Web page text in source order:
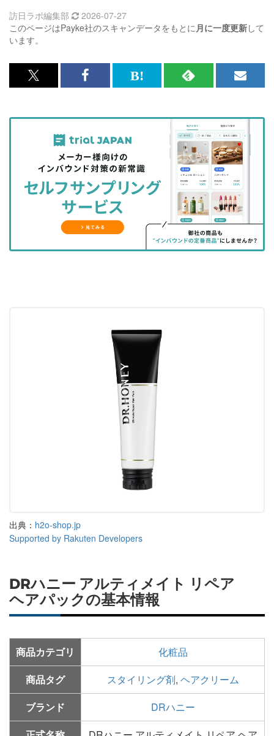
このページはPayke社のスキャンデータをもとに月に一度更新して
います。
訪日ラボ編集部 2026-07-27
x<br>
記
を
シ
ェ
る
Facebook<br>
記
事
を
シ
ェ
ア
す
る
は
な
ッ
ク
マ
に
RSS
記
事
を
購
読
す
る
メ
マ
ガ
登
録
す
る
出典： h2o-shop.jp
Supported by Rakuten Developers
DRハニー アルティメイト リペア
ヘアパックの基本情報
商品カテゴリ
化粧品
商品タグ
スタイリング剤, ヘアクリーム
ブランド
DRハニー